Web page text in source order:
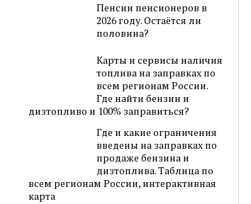
Пенсии пенсионеров в
2026 году. Остаётся ли
половина?
Карты и сервисы наличия
топлива на заправках по
всем регионам России.
Где найти бензин и
дизтопливо и 100% заправиться?
Где и какие ограничения
введены на заправках по
продаже бензина и
дизтоплива. Таблица по
всем регионам России, интерактивная
карта